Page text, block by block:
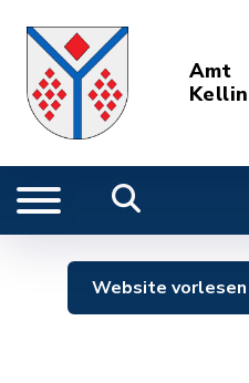
Amt
Website vorlesen